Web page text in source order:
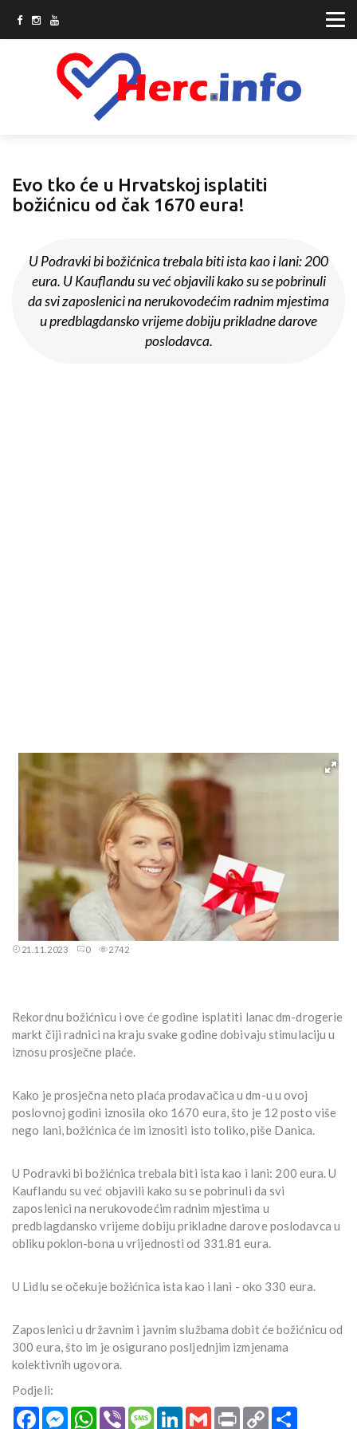
Evo tko će u Hrvatskoj isplatiti
božićnicu od čak 1670 eura!
U Podravki bi božićnica trebala biti ista kao i lani: 200
eura. U Kauflandu su već objavili kako su se pobrinuli
da svi zaposlenici na nerukovodećim radnim mjestima
u predblagdansko vrijeme dobiju prikladne darove
poslodavca.
21.11.2023 0 2742
Rekordnu božićnicu i ove će godine isplatiti lanac dm-drogerie
markt čiji radnici na kraju svake godine dobivaju stimulaciju u
iznosu prosječne plaće.
Kako je prosječna neto plaća prodavačica u dm-u u ovoj
poslovnoj godini iznosila oko 1670 eura, što je 12 posto više
nego lani, božićnica će im iznositi isto toliko, piše Danica.
U Podravki bi božićnica trebala biti ista kao i lani: 200 eura. U
Kauflandu su već objavili kako su se pobrinuli da svi
zaposlenici na nerukovodećim radnim mjestima u
predblagdansko vrijeme dobiju prikladne darove poslodavca u
obliku poklon-bona u vrijednosti od 331.81 eura.
U Lidlu se očekuje božićnica ista kao i lani - oko 330 eura.
Zaposlenici u državnim i javnim službama dobit će božićnicu od
300 eura, što im je osigurano posljednjim izmjenama
kolektivnih ugovora.
Podjeli:
FacebookMessengerWhatsApp
Viber MessageLinkedInGmail Print Copy
Link